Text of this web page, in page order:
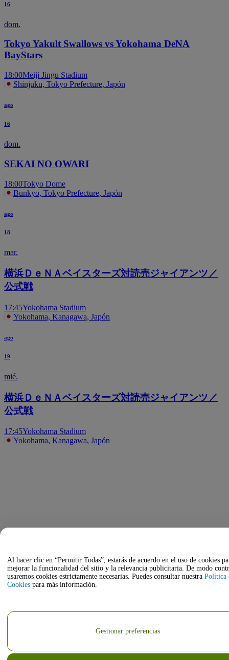
16
dom.
Tokyo Yakult Swallows vs Yokohama DeNA
BayStars
18:00Meiji Jingu Stadium
Shinjuku, Tokyo Prefecture, Japón
ago
16
dom.
SEKAI NO OWARI
18:00Tokyo Dome
Bunkyo, Tokyo Prefecture, Japón
ago
18
mar.
横浜ＤｅＮＡベイスターズ対読売ジャイアンツ／
公式戦
17:45Yokohama Stadium
Yokohama, Kanagawa, Japón
ago
19
mié.
横浜ＤｅＮＡベイスターズ対読売ジャイアンツ／
公式戦
17:45Yokohama Stadium
Yokohama, Kanagawa, Japón
Al hacer clic en “Permitir Todas”, estarás de acuerdo en el uso de cookies
mejorar la funcionalidad del sitio y la relevancia publicitaria. De modo
usaremos cookies estrictamente necesarias. Puedes consultar nuestra Política
Cookies para más información.
Gestionar preferencias